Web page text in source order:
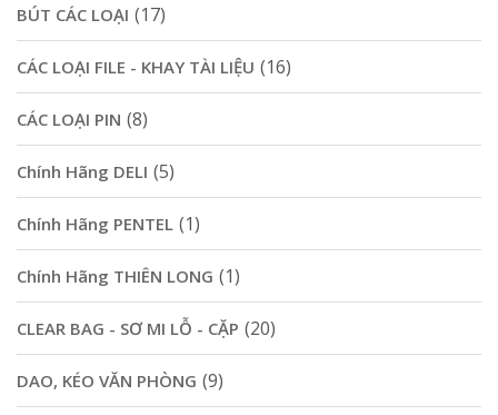
BÚT CÁC LOẠI (17)
CÁC LOẠI FILE - KHAY TÀI LIỆU (16)
CÁC LOẠI PIN (8)
Chính Hãng DELI (5)
Chính Hãng PENTEL (1)
Chính Hãng THIÊN LONG (1)
CLEAR BAG - SƠ MI LỖ - CẶP (20)
DAO, KÉO VĂN PHÒNG (9)